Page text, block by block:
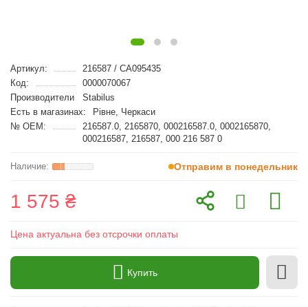
Артикул:
216587 / CA095435
Код:
0000070067
Производители
Stabilus
Есть в магазинах:
Рівне, Черкаси
№ OEM:
216587.0, 2165870, 000216587.0, 0002165870,
000216587, 216587, 000 216 587 0
Отправим в понедельник
1 575 ₴
Цена актуальна без отсрочки оплаты
Купить